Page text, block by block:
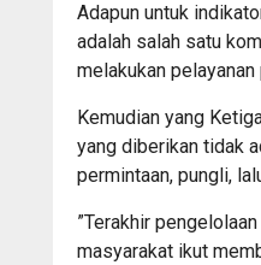
Adapun untuk
adalah salah satu
melakukan
Kemudian yang
yang diberikan tidak
permintaan, pungli,
”Terakhir
masyarakat ikut